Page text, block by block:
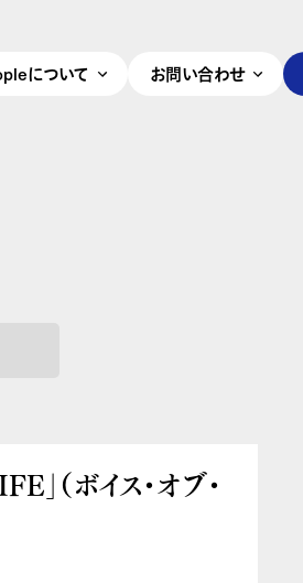
について お問い合わせ
（ボイス・オブ・